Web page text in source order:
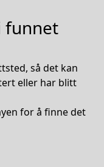
funnet
så det kan
eller har blitt
for å finne det